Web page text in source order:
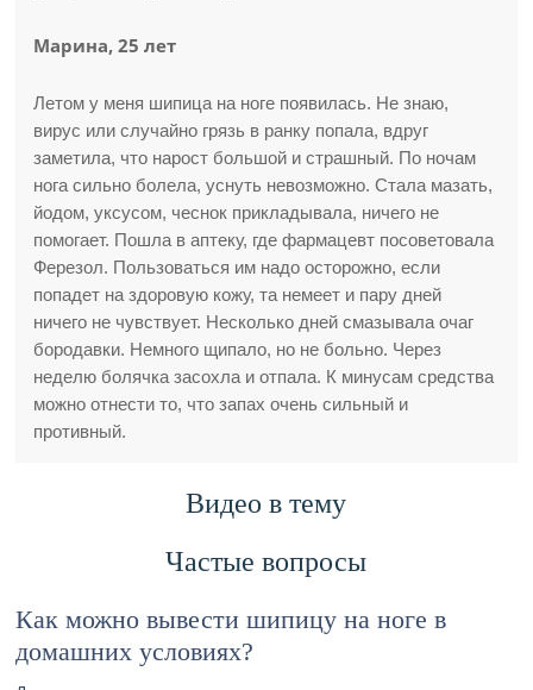
Марина, 25 лет
Летом у меня шипица на ноге появилась. Не знаю,
вирус или случайно грязь в ранку попала, вдруг
заметила, что нарост большой и страшный. По ночам
нога сильно болела, уснуть невозможно. Стала мазать,
йодом, уксусом, чеснок прикладывала, ничего не
помогает. Пошла в аптеку, где фармацевт посоветовала
Ферезол. Пользоваться им надо осторожно, если
попадет на здоровую кожу, та немеет и пару дней
ничего не чувствует. Несколько дней смазывала очаг
бородавки. Немного щипало, но не больно. Через
неделю болячка засохла и отпала. К минусам средства
можно отнести то, что запах очень сильный и
противный.
Видео в тему
Частые вопросы
Как можно вывести шипицу на ноге в
домашних условиях?